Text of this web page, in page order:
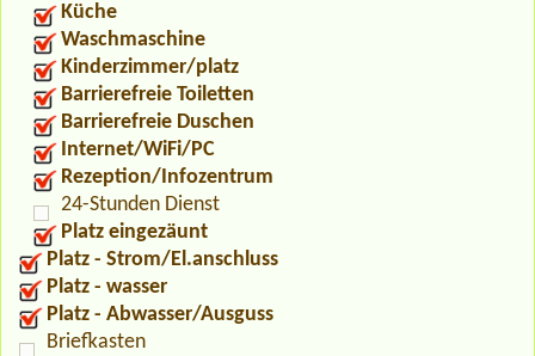
Küche
Waschmaschine
Kinderzimmer/platz
Barrierefreie Toiletten
Barrierefreie Duschen
Internet/WiFi/PC
Rezeption/Infozentrum
24-Stunden Dienst
Platz eingezäunt
Platz - Strom/El.anschluss
Platz - wasser
Platz - Abwasser/Ausguss
Briefkasten